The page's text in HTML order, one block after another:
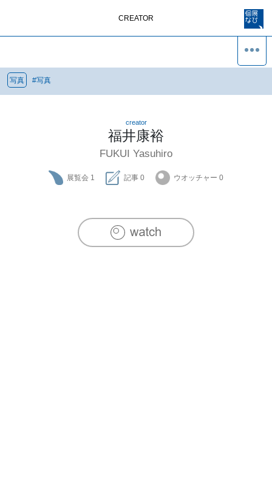
CREATOR
写真 #写真
creator
福井康裕
FUKUI Yasuhiro
展覧会 1 記事 0 ウオッチャー 0